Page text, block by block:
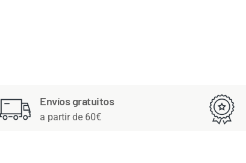
Envíos gratuitos
a partir de 60€